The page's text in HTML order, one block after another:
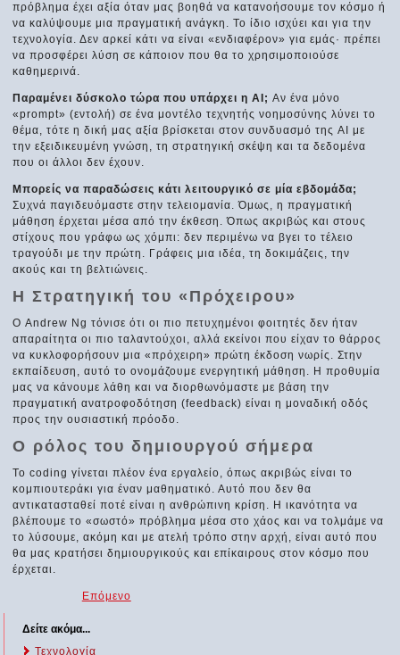
πρόβλημα έχει αξία όταν μας βοηθά να κατανοήσουμε τον κόσμο ή
να καλύψουμε μια πραγματική ανάγκη. Το ίδιο ισχύει και για την
τεχνολογία. Δεν αρκεί κάτι να είναι «ενδιαφέρον» για εμάς· πρέπει
να προσφέρει λύση σε κάποιον που θα το χρησιμοποιούσε
καθημερινά.
Παραμένει δύσκολο τώρα που υπάρχει η AI; Αν ένα μόνο
«prompt» (εντολή) σε ένα μοντέλο τεχνητής νοημοσύνης λύνει το
θέμα, τότε η δική μας αξία βρίσκεται στον συνδυασμό της AI με
την εξειδικευμένη γνώση, τη στρατηγική σκέψη και τα δεδομένα
που οι άλλοι δεν έχουν.
Μπορείς να παραδώσεις κάτι λειτουργικό σε μία εβδομάδα;
Συχνά παγιδευόμαστε στην τελειομανία. Όμως, η πραγματική
μάθηση έρχεται μέσα από την έκθεση. Όπως ακριβώς και στους
στίχους που γράφω ως χόμπι: δεν περιμένω να βγει το τέλειο
τραγούδι με την πρώτη. Γράφεις μια ιδέα, τη δοκιμάζεις, την
ακούς και τη βελτιώνεις.
Η Στρατηγική του «Πρόχειρου»
Ο Andrew Ng τόνισε ότι οι πιο πετυχημένοι φοιτητές δεν ήταν
απαραίτητα οι πιο ταλαντούχοι, αλλά εκείνοι που είχαν το θάρρος
να κυκλοφορήσουν μια «πρόχειρη» πρώτη έκδοση νωρίς. Στην
εκπαίδευση, αυτό το ονομάζουμε ενεργητική μάθηση. Η προθυμία
μας να κάνουμε λάθη και να διορθωνόμαστε με βάση την
πραγματική ανατροφοδότηση (feedback) είναι η μοναδική οδός
προς την ουσιαστική πρόοδο.
Ο ρόλος του δημιουργού σήμερα
Το coding γίνεται πλέον ένα εργαλείο, όπως ακριβώς είναι το
κομπιουτεράκι για έναν μαθηματικό. Αυτό που δεν θα
αντικατασταθεί ποτέ είναι η ανθρώπινη κρίση. Η ικανότητα να
βλέπουμε το «σωστό» πρόβλημα μέσα στο χάος και να τολμάμε να
το λύσουμε, ακόμη και με ατελή τρόπο στην αρχή, είναι αυτό που
θα μας κρατήσει δημιουργικούς και επίκαιρους στον κόσμο που
έρχεται.
Επόμενο
Δείτε ακόμα...
Τεχνολογία